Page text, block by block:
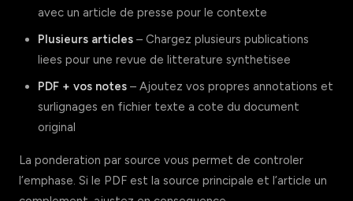
avec un article de presse pour le contexte
Plusieurs articles – Chargez plusieurs publications
liees pour une revue de litterature synthetisee
PDF + vos notes – Ajoutez vos propres annotations et
surlignages en fichier texte a cote du document
original
La ponderation par source vous permet de controler
l’emphase. Si le PDF est la source principale et l’article un